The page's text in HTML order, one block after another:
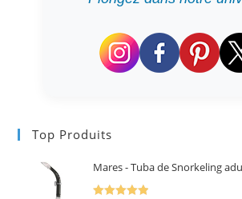
Top Produits
Mares - Tuba de Snorkeling